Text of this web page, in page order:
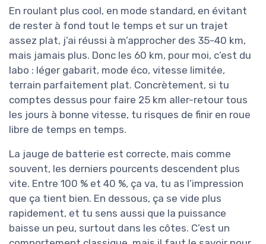
En roulant plus cool, en mode standard, en évitant
de rester à fond tout le temps et sur un trajet
assez plat, j’ai réussi à m’approcher des 35-40 km,
mais jamais plus. Donc les 60 km, pour moi, c’est du
labo : léger gabarit, mode éco, vitesse limitée,
terrain parfaitement plat. Concrètement, si tu
comptes dessus pour faire 25 km aller-retour tous
les jours à bonne vitesse, tu risques de finir en roue
libre de temps en temps.
La jauge de batterie est correcte, mais comme
souvent, les derniers pourcents descendent plus
vite. Entre 100 % et 40 %, ça va, tu as l’impression
que ça tient bien. En dessous, ça se vide plus
rapidement, et tu sens aussi que la puissance
baisse un peu, surtout dans les côtes. C’est un